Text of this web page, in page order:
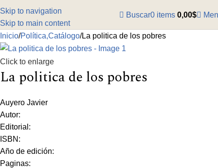
Skip to navigation
Skip to main content
Buscar0 items 0,00$
Inicio Política,Catálogo La politica de los pobres
Click to enlarge
La politica de los pobres
Auyero Javier
Autor:
Editorial:
ISBN:
Año de edición:
Paginas: